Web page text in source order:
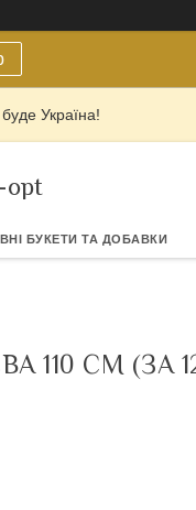
Україна!
opt
БУКЕТИ ТА ДОБАВКИ
110 СМ (ЗА